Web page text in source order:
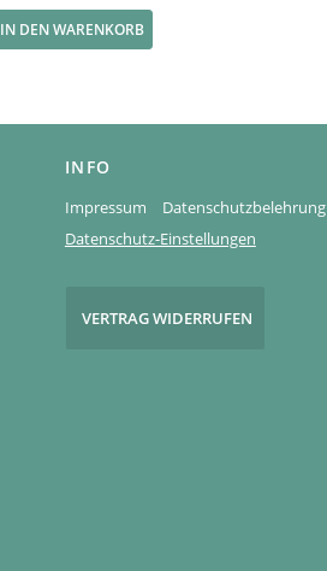
IN DEN WARENKORB
INFO
Impressum Datenschutzbelehrung
Datenschutz-Einstellungen
VERTRAG WIDERRUFEN